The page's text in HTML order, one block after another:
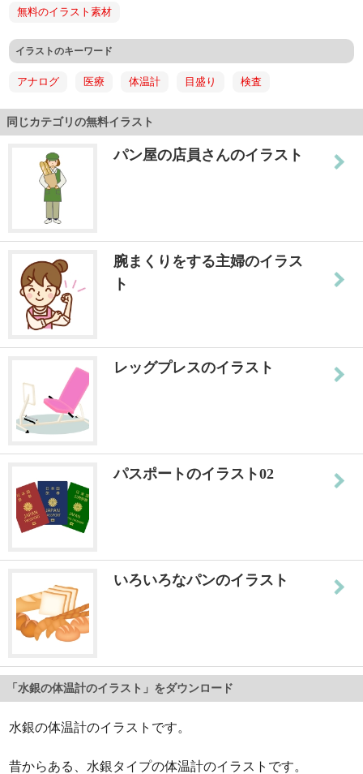
無料のイラスト素材
イラストのキーワード
アナログ 医療 体温計 目盛り 検査
同じカテゴリの無料イラスト
パン屋の店員さんのイラスト
腕まくりをする主婦のイラス
ト
レッグプレスのイラスト
パスポートのイラスト02
いろいろなパンのイラスト
「水銀の体温計のイラスト」をダウンロード
水銀の体温計のイラストです。
昔からある、水銀タイプの体温計のイラストです。